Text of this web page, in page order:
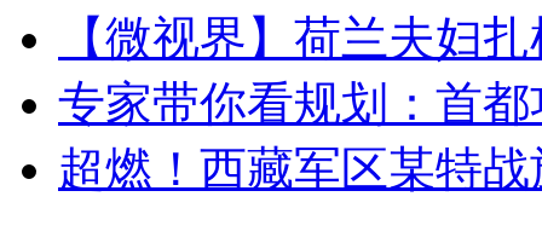
【微视界】荷兰夫妇
专家带你看规划：首
超燃！西藏军区某特